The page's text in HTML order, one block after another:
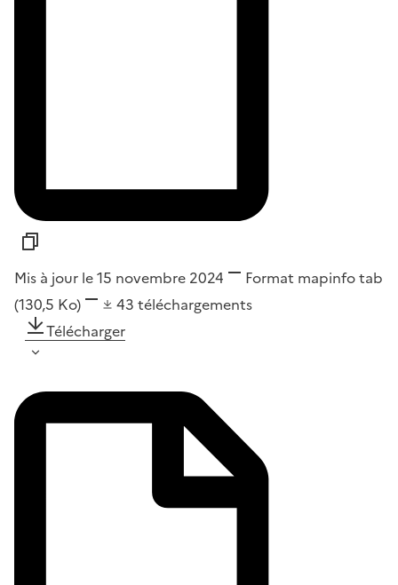
Mis à jour le 15 novembre 2024 Format mapinfo tab
(130,5 Ko)
43 téléchargements
Télécharger